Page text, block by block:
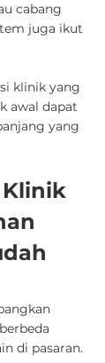
cabang
juga ikut
klinik yang
awal dapat
yang
Klinik
di pasaran.